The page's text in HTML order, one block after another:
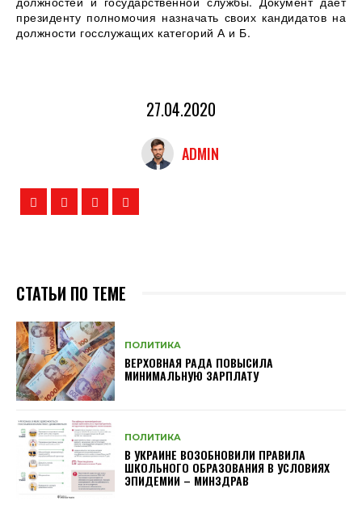
президенту полномочия назначать своих кандидатов на
должности госслужащих категорий А и Б.
27.04.2020
ADMIN
СТАТЬИ ПО ТЕМЕ
ПОЛИТИКА
ВЕРХОВНАЯ РАДА ПОВЫСИЛА
МИНИМАЛЬНУЮ ЗАРПЛАТУ
ПОЛИТИКА
В УКРАИНЕ ВОЗОБНОВИЛИ ПРАВИЛА
ШКОЛЬНОГО ОБРАЗОВАНИЯ В УСЛОВИЯХ
ЭПИДЕМИИ – МИНЗДРАВ